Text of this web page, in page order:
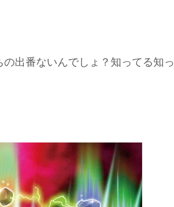
出番ないんでしょ？知ってる知っ